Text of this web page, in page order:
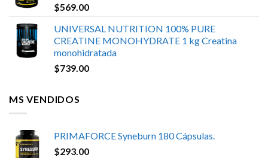
$569.00
UNIVERSAL NUTRITION 100% PURE
CREATINE MONOHYDRATE 1 kg Creatina
monohidratada
$739.00
MS VENDIDOS
PRIMAFORCE Syneburn 180 Cápsulas.
$293.00